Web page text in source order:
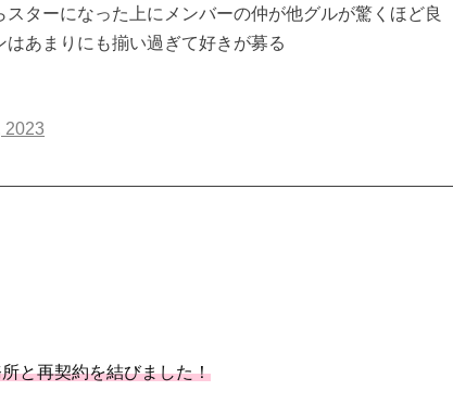
ターになった上にメンバーの仲が他グルが驚くほど良
あまりにも揃い過ぎて好きが募る
2023
と再契約を結びました！